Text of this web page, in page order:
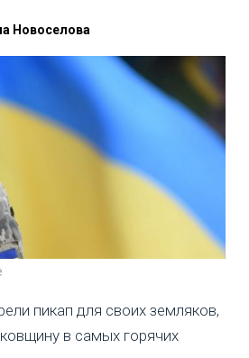
Новоселова
пикап для своих земляков,
в самых горячих